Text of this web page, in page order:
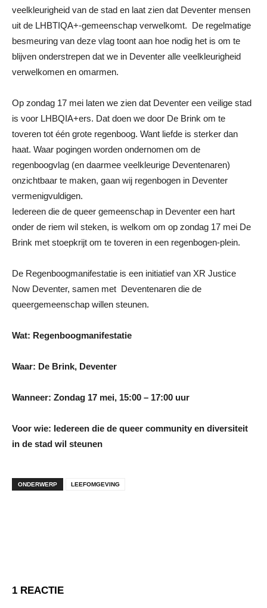
veelkleurigheid van de stad en laat zien dat Deventer mensen
uit de LHBTIQA+-gemeenschap verwelkomt. De regelmatige
besmeuring van deze vlag toont aan hoe nodig het is om te
blijven onderstrepen dat we in Deventer alle veelkleurigheid
verwelkomen en omarmen.
Op zondag 17 mei laten we zien dat Deventer een veilige stad
is voor LHBQIA+ers. Dat doen we door De Brink om te
toveren tot één grote regenboog. Want liefde is sterker dan
haat. Waar pogingen worden ondernomen om de
regenboogvlag (en daarmee veelkleurige Deventenaren)
onzichtbaar te maken, gaan wij regenbogen in Deventer
vermenigvuldigen.
Iedereen die de queer gemeenschap in Deventer een hart
onder de riem wil steken, is welkom om op zondag 17 mei De
Brink met stoepkrijt om te toveren in een regenbogen-plein.
De Regenboogmanifestatie is een initiatief van XR Justice
Now Deventer, samen met Deventenaren die de
queergemeenschap willen steunen.
Wat: Regenboogmanifestatie
Waar: De Brink, Deventer
Wanneer: Zondag 17 mei, 15:00 – 17:00 uur
Voor wie: Iedereen die de queer community en diversiteit
in de stad wil steunen
ONDERWERP LEEFOMGEVING
1 REACTIE